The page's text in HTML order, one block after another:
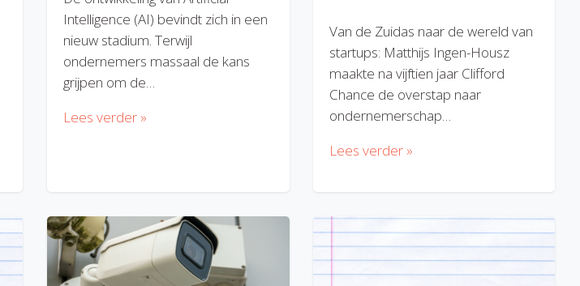
Intelligence (AI) bevindt zich in een
nieuw stadium. Terwijl
ondernemers massaal de kans
grijpen om de…
Lees verder »
Van de Zuidas naar de wereld van
startups: Matthijs Ingen-Housz
maakte na vijftien jaar Clifford
Chance de overstap naar
ondernemerschap…
Lees verder »